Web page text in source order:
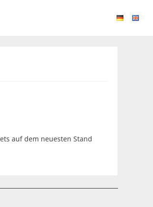
auf dem neuesten Stand